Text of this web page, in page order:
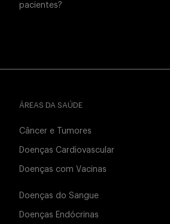
pacientes?
ÁREAS DA SAÚDE
Câncer e Tumores
Doenças Cardiovascular
Doenças com Vacinas
Doenças do Sangue
Doenças Endócrinas